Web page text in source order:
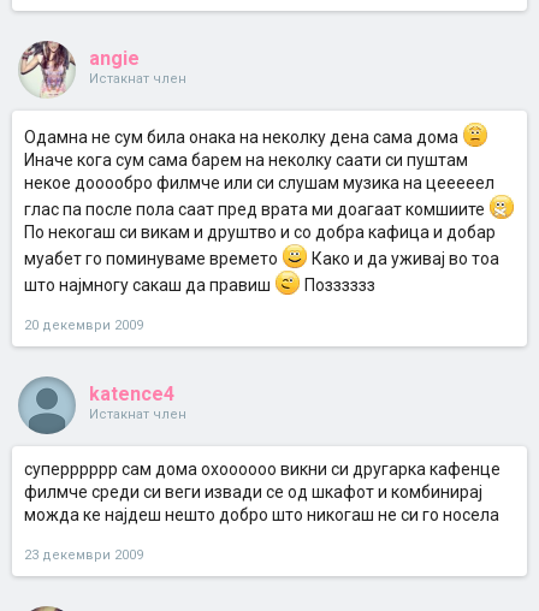
angie
Истакнат член
Одамна не сум била онака на неколку дена сама дома
Иначе кога сум сама барем на неколку саати си пуштам
некое дооообро филмче или си слушам музика на цееееел
глас па после пола саат пред врата ми доагаат комшиите
По некогаш си викам и друштво и со добра кафица и добар
муабет го поминуваме времето
Како и да уживај во тоа
што најмногу сакаш да правиш
Позззззз
20 декември 2009
katence4
Истакнат член
суперррррр сам дома охоооооо викни си другарка кафенце
филмче среди си веги извади се од шкафот и комбинирај
можда ке најдеш нешто добро што никогаш не си го носела
23 декември 2009